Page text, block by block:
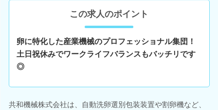
この求人のポイント
卵に特化した産業機械のプロフェッショナル集団！
土日祝休みでワークライフバランスもバッチリです
◎
共和機械株式会社は、自動洗卵選別包装装置や割卵機など、